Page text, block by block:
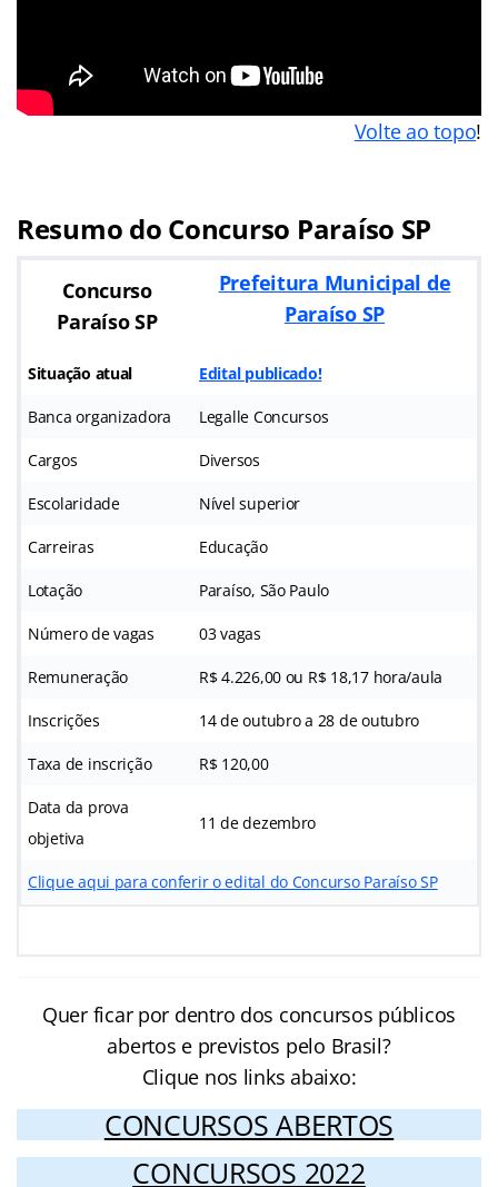
Volte ao topo!
Resumo do Concurso Paraíso SP
Concurso
Paraíso SP
Prefeitura Municipal de
Paraíso SP
Situação atual Edital publicado!
Banca organizadora Legalle Concursos
Cargos Diversos
Escolaridade Nível superior
Carreiras Educação
Lotação Paraíso, São Paulo
Número de vagas 03 vagas
Remuneração R$ 4.226,00 ou R$ 18,17 hora/aula
Inscrições 14 de outubro a 28 de outubro
Taxa de inscrição R$ 120,00
Data da prova
objetiva
11 de dezembro
Clique aqui para conferir o edital do Concurso Paraíso SP
Quer ficar por dentro dos concursos públicos
abertos e previstos pelo Brasil?
Clique nos links abaixo:
CONCURSOS ABERTOS
CONCURSOS 2022